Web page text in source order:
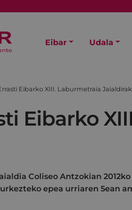
Eibar Udala
Eibarko XIII. Laburmetraia
Eibarko
Coliseo Antzokian
epea urriaren 5ean